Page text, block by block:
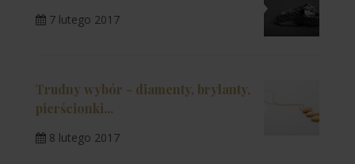
7 lutego 2017
Trudny wybór - diamenty, brylanty,
pierścionki...
8 lutego 2017